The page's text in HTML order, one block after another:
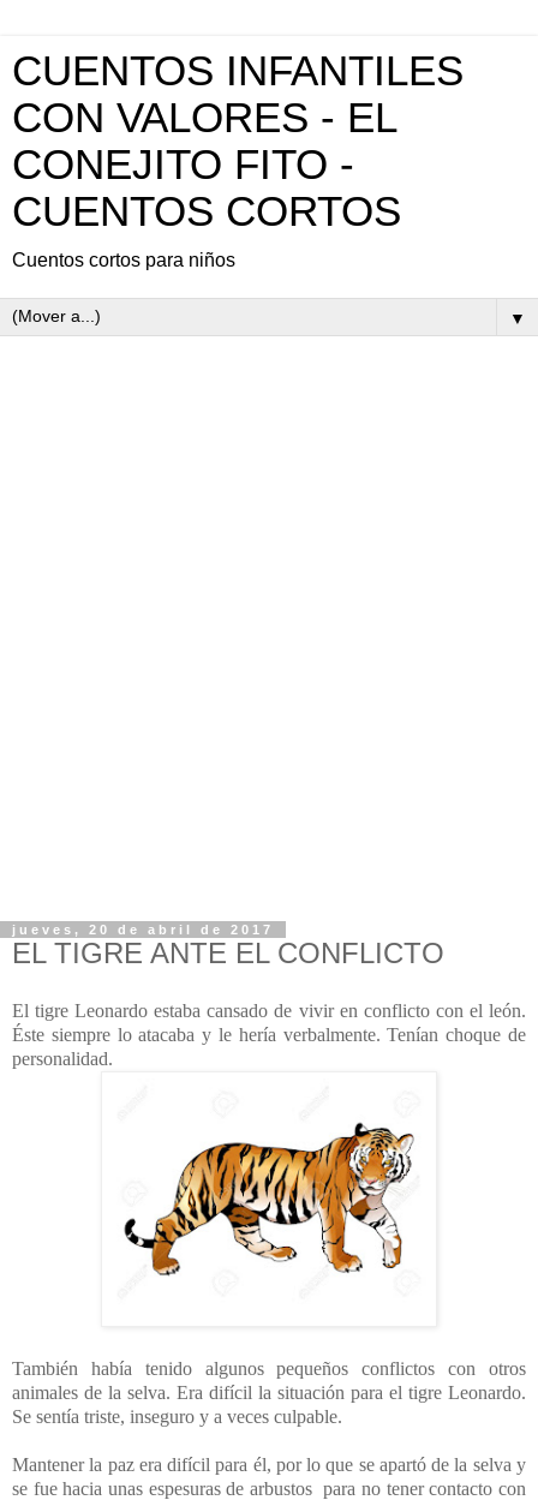
CUENTOS INFANTILES
CON VALORES - EL
CONEJITO FITO -
CUENTOS CORTOS
Cuentos cortos para niños
▼
jueves, 20 de abril de 2017
EL TIGRE ANTE EL CONFLICTO
El tigre Leonardo estaba cansado de vivir en conflicto con el león.
Éste siempre lo atacaba y le hería verbalmente. Tenían choque de
personalidad.
También había tenido algunos pequeños conflictos con otros
animales de la selva. Era difícil la situación para el tigre Leonardo.
Se sentía triste, inseguro y a veces culpable.
Mantener la paz era difícil para él, por lo que se apartó de la selva y
se fue hacia unas espesuras de arbustos para no tener contacto con